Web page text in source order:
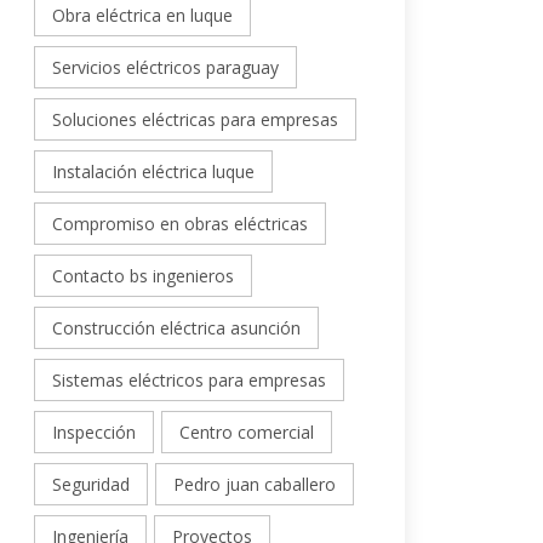
Obra eléctrica en luque
Servicios eléctricos paraguay
Soluciones eléctricas para empresas
Instalación eléctrica luque
Compromiso en obras eléctricas
Contacto bs ingenieros
Construcción eléctrica asunción
Sistemas eléctricos para empresas
Inspección Centro comercial
Seguridad Pedro juan caballero
Ingeniería Proyectos